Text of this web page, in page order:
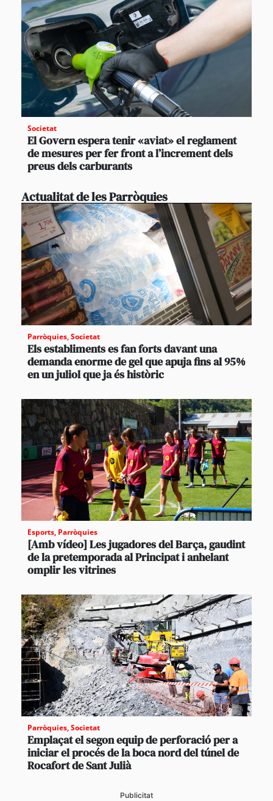
Societat
El Govern espera tenir «aviat» el reglament
de mesures per fer front a l’increment dels
preus dels carburants
Actualitat de les Parròquies
Parròquies,Societat
Els establiments es fan forts davant una
demanda enorme de gel que apuja fins al 95%
en un juliol que ja és històric
Esports, Parròquies
[Amb vídeo] Les jugadores del Barça, gaudint
de la pretemporada al Principat i anhelant
omplir les vitrines
Parròquies,Societat
Emplaçat el segon equip de perforació per a
iniciar el procés de la boca nord del túnel de
Rocafort de Sant Julià
Publicitat